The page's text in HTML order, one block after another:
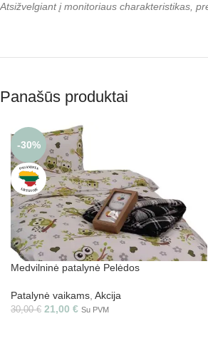
Atsižvelgiant į monitoriaus charakteristikas,
Panašūs produktai
-30%
Medvilninė patalynė Pelėdos
Patalynė vaikams Akcija
30,00€ 21,00 € Su PVM